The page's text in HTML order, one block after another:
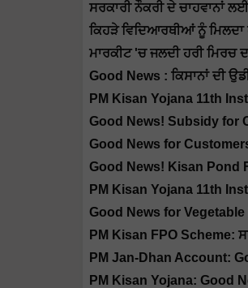
ਸਰਕਾਰੀ ਨੌਕਰੀ ਦੇ ਚਾਹਵਾਨਾਂ
ਕਿਹੜੇ ਵਿਦਿਆਰਥੀਆਂ ਨੂੰ ਮਿਲਦਾ
ਮਾਰਕੀਟ 'ਚ ਜਲਦੀ ਹਰੀ ਮਿਰਚ
Good News : ਕਿਸਾਨਾਂ ਦੀ
PM Kisan Yojana 11th
Good News! Subsidy for
Good News for
Good News! Kisan Pond
PM Kisan Yojana 11th
Good News for
PM Kisan FPO Scheme:
PM Jan-Dhan Account:
PM Kisan Yojana: Good